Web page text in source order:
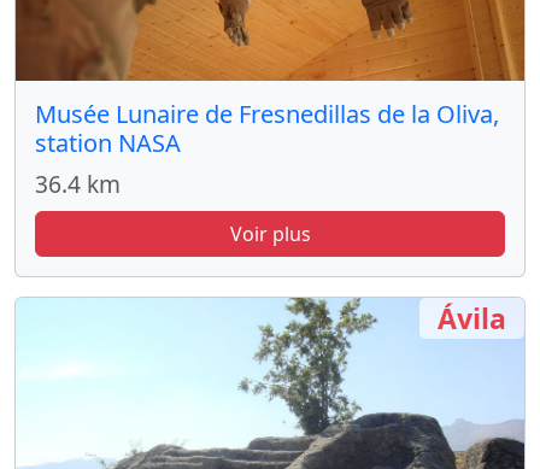
Musée Lunaire de Fresnedillas de la Oliva,
station NASA
36.4 km
Voir plus
Ávila